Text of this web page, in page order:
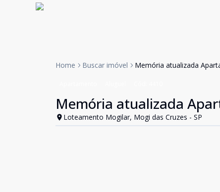
Home Buscar imóvel Memória atualizada
Memória atualizada
Loteamento Mogilar, Mogi das Cruzes - SP